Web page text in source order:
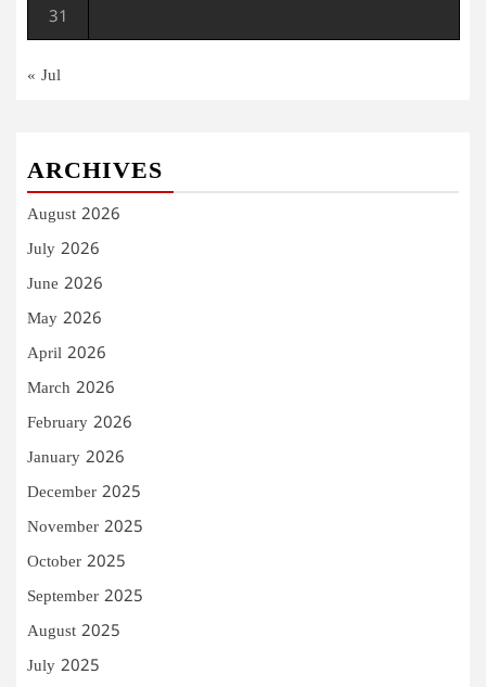
31
« Jul
ARCHIVES
August 2026
July 2026
June 2026
May 2026
April 2026
March 2026
February 2026
January 2026
December 2025
November 2025
October 2025
September 2025
August 2025
July 2025